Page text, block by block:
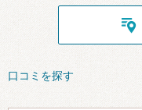
口コミを探す